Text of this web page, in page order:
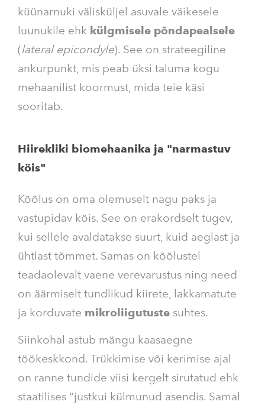
küünarnuki välisküljel asuvale väikesele
luunukile ehk külgmisele põndapealsele
(lateral epicondyle). See on strateegiline
ankurpunkt, mis peab üksi taluma kogu
mehaanilist koormust, mida teie käsi
sooritab.
Hiirekliki biomehaanika ja "narmastuv
köis"
Kõõlus on oma olemuselt nagu paks ja
vastupidav köis. See on erakordselt tugev,
kui sellele avaldatakse suurt, kuid aeglast ja
ühtlast tõmmet. Samas on kõõlustel
teadaolevalt vaene verevarustus ning need
on äärmiselt tundlikud kiirete, lakkamatute
ja korduvate mikroliigutuste suhtes.
Siinkohal astub mängu kaasaegne
töökeskkond. Trükkimise või kerimise ajal
on ranne tundide viisi kergelt sirutatud ehk
staatilises "justkui külmunud asendis. Samal